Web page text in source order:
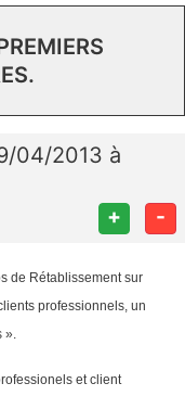
04/2013 à
+ -
de Rétablissement sur
professionnels, un
et client